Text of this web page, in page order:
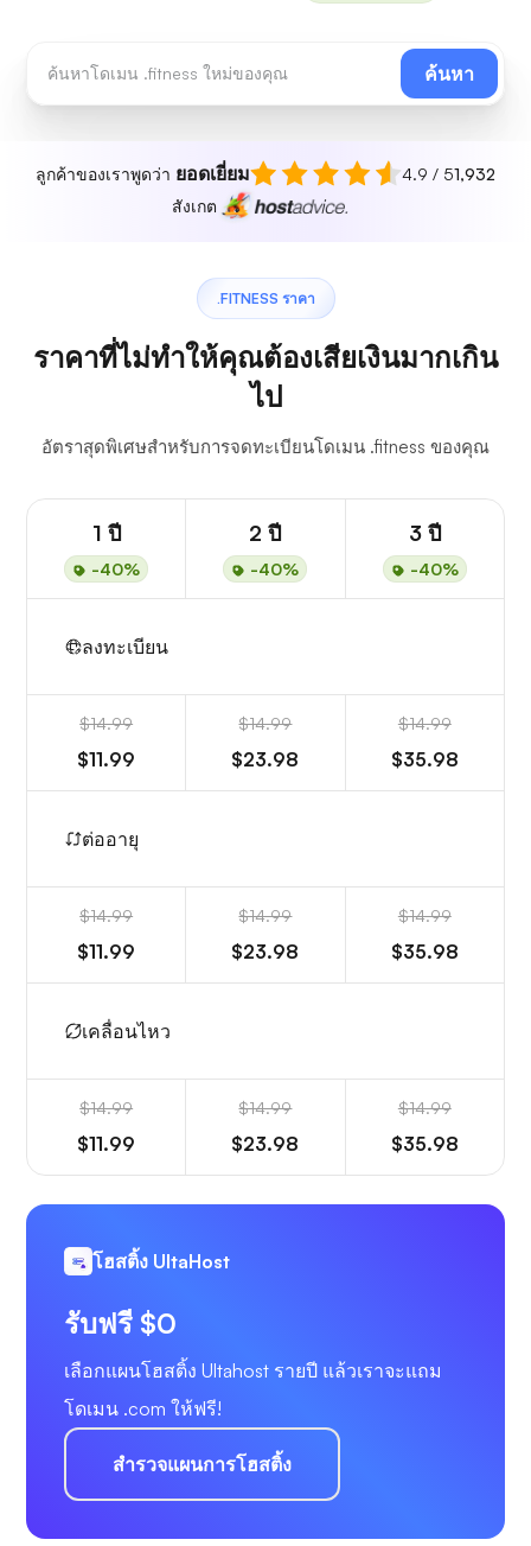
ค้นหา
ลูกค้าของเราพูดว่า ยอดเยี่ยม 4.9 / 51,932
สังเกต
.FITNESS ราคา
ราคาที่ไม่ทำให้คุณต้องเสียเงินมากเกิน
ไป
อัตราสุดพิเศษสำหรับการจดทะเบียนโดเมน .fitness ของคุณ
1 ปี
-40%
2 ปี
-40%
3 ปี
-40%
ลงทะเบียน
$14.99
$11.99
$14.99
$23.98
$14.99
$35.98
ต่ออายุ
$14.99
$11.99
$14.99
$23.98
$14.99
$35.98
เคลื่อนไหว
$14.99
$11.99
$14.99
$23.98
$14.99
$35.98
โฮสติ้ง UltaHost
รับฟรี $0
เลือกแผนโฮสติ้ง Ultahost รายปี แล้วเราจะแถม
โดเมน .com ให้ฟรี!
สำรวจแผนการโฮสติ้ง